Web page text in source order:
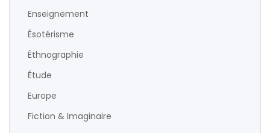
Enseignement
Ésotérisme
Éthnographie
Étude
Europe
Fiction & Imaginaire